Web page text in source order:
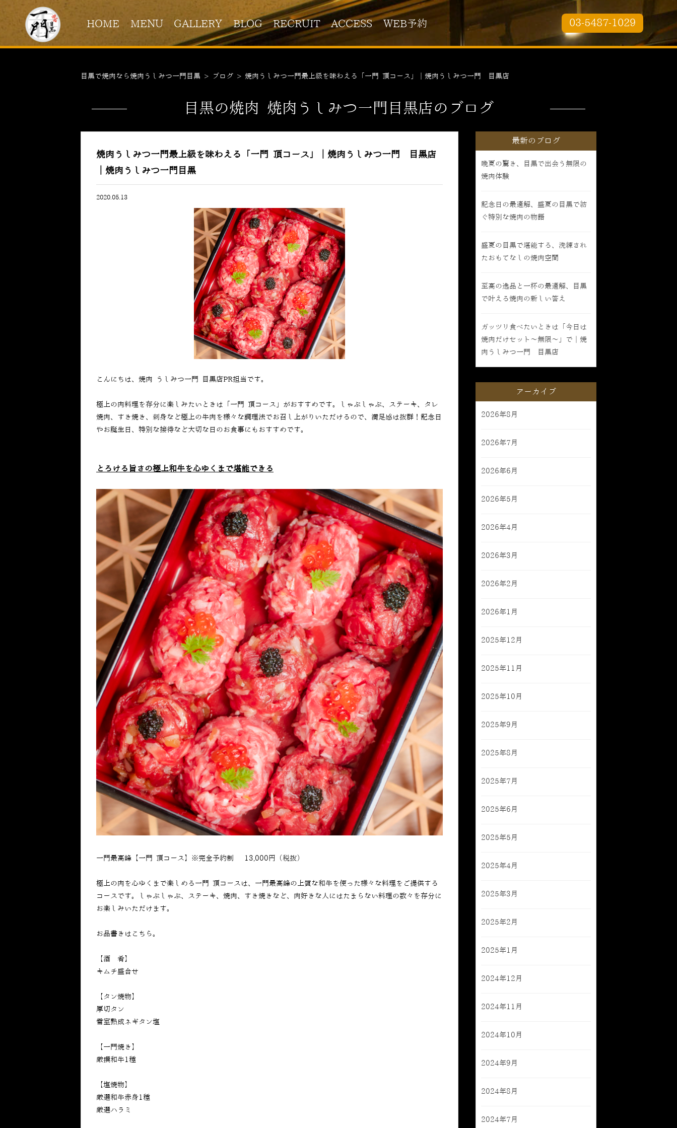
HOME MENU GALLERY BLOG RECRUIT ACCESS WEB予約 03-5487-1029
目黒で焼肉なら焼肉うしみつ一門目黒 > ブログ > 焼肉うしみつ一門最上級を味わえる「一門 頂コース」｜焼肉うしみつ一門 目黒店
目黒の焼肉 焼肉うしみつ一門目黒店のブログ
焼肉うしみつ一門最上級を味わえる「一門 頂コース」｜焼肉うしみつ一門 目黒店
｜焼肉うしみつ一門目黒
2020.05.13
こんにちは、焼肉 うしみつ一門 目黒店PR担当です。
極上の肉料理を存分に楽しみたいときは「一門 頂コース」がおすすめです。しゃぶしゃぶ、ステーキ、タレ
焼肉、すき焼き、刺身など極上の牛肉を様々な調理法でお召し上がりいただけるので、満足感は抜群！記念日
やお誕生日、特別な接待など大切な日のお食事にもおすすめです。
とろける旨さの極上和牛を心ゆくまで堪能できる
一門最高峰【一門 頂コース】※完全予約制 13,000円（税抜）
極上の肉を心ゆくまで楽しめる一門 頂コースは、一門最高峰の上質な和牛を使った様々な料理をご提供する
コースです。しゃぶしゃぶ、ステーキ、焼肉、すき焼きなど、肉好きな人にはたまらない料理の数々を存分に
お楽しみいただけます。
お品書きはこちら。
【酒 肴】
キムチ盛合せ
【タン焼物】
厚切タン
雪室熟成ネギタン塩
【一門焼き】
厳撰和牛1種
【塩焼物】
厳選和牛赤身1種
厳選ハラミ
最新のブログ
晩夏の驚き、目黒で出会う無限の
焼肉体験
記念日の最適解、盛夏の目黒で紡
ぐ特別な焼肉の物語
盛夏の目黒で堪能する、洗練され
たおもてなしの焼肉空間
至高の逸品と一杯の最適解、目黒
で叶える焼肉の新しい答え
ガッツリ食べたいときは「今日は
焼肉だけセット〜無限〜」で｜焼
肉うしみつ一門 目黒店
アーカイブ
2026年8月
2026年7月
2026年6月
2026年5月
2026年4月
2026年3月
2026年2月
2026年1月
2025年12月
2025年11月
2025年10月
2025年9月
2025年8月
2025年7月
2025年6月
2025年5月
2025年4月
2025年3月
2025年2月
2025年1月
2024年12月
2024年11月
2024年10月
2024年9月
2024年8月
2024年7月